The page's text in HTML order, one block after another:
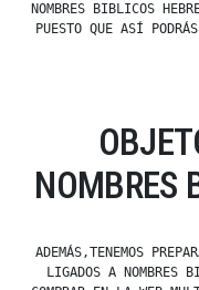
NOMBRES BIBLICOS
PUESTO QUE ASÍ
NOMBRES
ADEMÁS,TENEMOS
LIGADOS A NOMBRES